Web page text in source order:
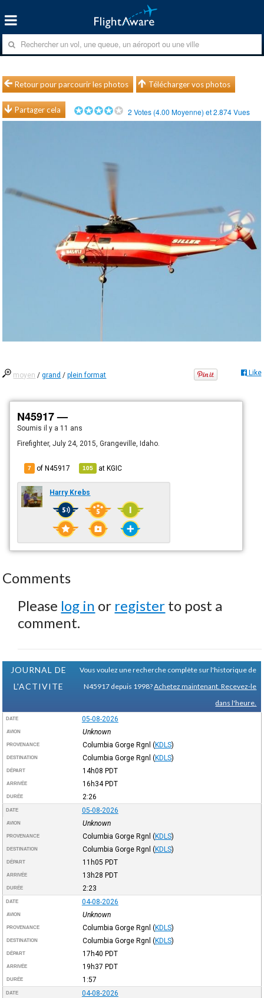
Retour pour parcourir les photos Télécharger vos photos
Partager cela 2 Votes (4.00 Moyenne) et2.874Vues
moyen /grand /plein format Like
N45917 —
Soumisil y a 11 ans
Firefighter, July 24, 2015, Grangeville, Idaho.
7 of N45917 105 atKGIC
Harry Krebs
Comments
Please log in or register to post a
comment.
JOURNAL DE
L'ACTIVITE
Vous voulez une recherche complète sur l'historique de
N45917 depuis 1998?Achetez maintenant. Recevez-le
dans l'heure.
DATE 05-08-2026
AVION Unknown
PROVENANCE Columbia Gorge Rgnl (KDLS)
DESTINATION Columbia Gorge Rgnl (KDLS)
DÉPART 14h08 PDT
ARRIVÉE 16h34PDT
DURÉE 2:26
DATE 05-08-2026
AVION Unknown
PROVENANCE Columbia Gorge Rgnl (KDLS)
DESTINATION Columbia Gorge Rgnl (KDLS)
DÉPART 11h05 PDT
ARRIVÉE 13h28 PDT
DURÉE 2:23
DATE 04-08-2026
AVION Unknown
PROVENANCE Columbia Gorge Rgnl (KDLS)
DESTINATION Columbia Gorge Rgnl (KDLS)
DÉPART 17h40 PDT
ARRIVÉE 19h37 PDT
DURÉE 1:57
DATE 04-08-2026